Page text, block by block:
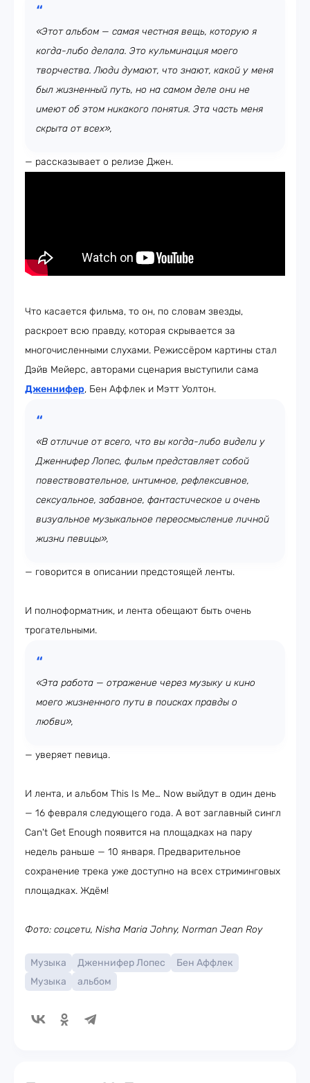
«Этот альбом — самая честная вещь, которую я
когда-либо делала. Это кульминация моего
творчества. Люди думают, что знают, какой у меня
был жизненный путь, но на самом деле они не
имеют об этом никакого понятия. Эта часть меня
скрыта от всех»,
— рассказывает о релизе Джен.
Что касается фильма, то он, по словам звезды,
раскроет всю правду, которая скрывается за
многочисленными слухами. Режиссёром картины стал
Дэйв Мейерс, авторами сценария выступили сама
Дженнифер, Бен Аффлек и Мэтт Уолтон.
«В отличие от всего, что вы когда-либо видели у
Дженнифер Лопес, фильм представляет собой
повествовательное, интимное, рефлексивное,
сексуальное, забавное, фантастическое и очень
визуальное музыкальное переосмысление личной
жизни певицы»,
— говорится в описании предстоящей ленты.
И полноформатник, и лента обещают быть очень
трогательными.
«Эта работа — отражение через музыку и кино
моего жизненного пути в поисках правды о
любви»,
— уверяет певица.
И лента, и альбом This Is Me… Now выйдут в один день
— 16 февраля следующего года. А вот заглавный сингл
Can't Get Enough появится на площадках на пару
недель раньше — 10 января. Предварительное
сохранение трека уже доступно на всех стриминговых
площадках. Ждём!
Фото: соцсети, Nisha Maria Johny, Norman Jean Roy
Музыка Дженнифер Лопес
Бен Аффлек
Музыка
альбом